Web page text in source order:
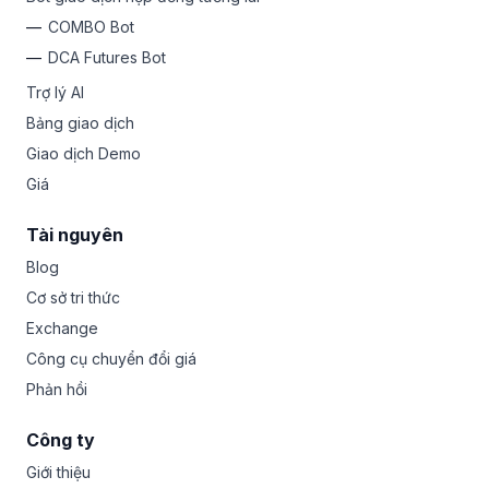
COMBO Bot
DCA Futures Bot
Trợ lý AI
Bảng giao dịch
Giao dịch Demo
Giá
Tài nguyên
Blog
Cơ sở tri thức
Exchange
Công cụ chuyển đổi giá
Phản hồi
Công ty
Giới thiệu